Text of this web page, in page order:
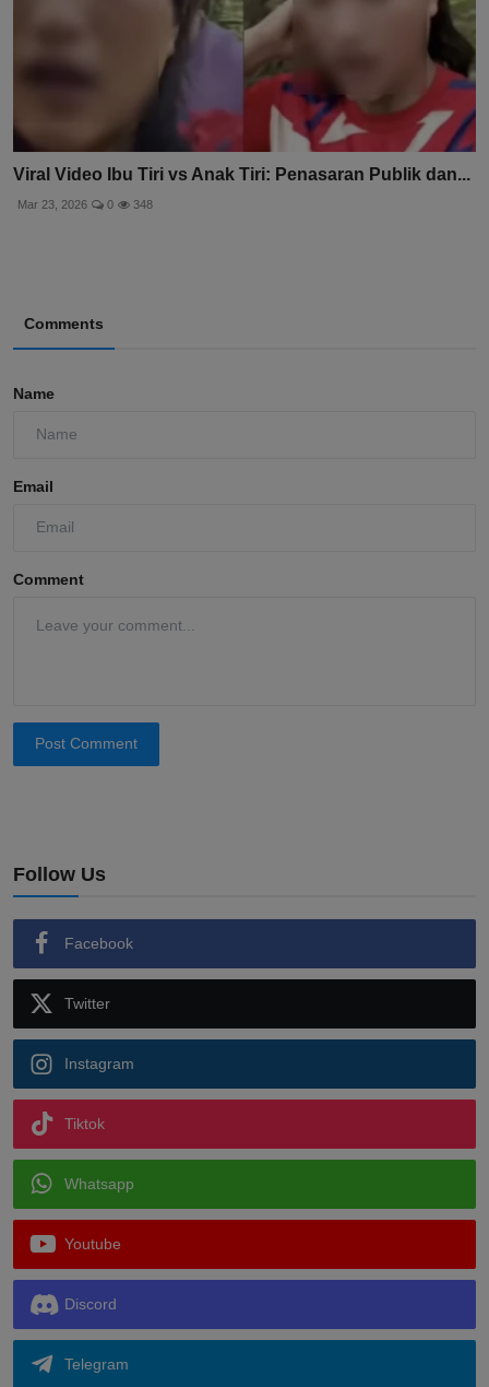
Viral Video Ibu Tiri vs Anak Tiri: Penasaran Publik dan...
Mar 23, 2026 0 348
Comments
Name
Email
Comment
Post Comment
Follow Us
Facebook
Twitter
Instagram
Tiktok
Whatsapp
Youtube
Discord
Telegram